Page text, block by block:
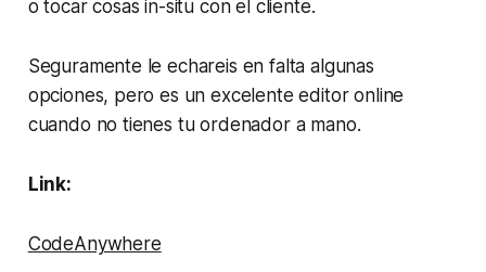
o tocar cosas in-situ con el cliente.
Seguramente le echareis en falta algunas
opciones, pero es un excelente editor online
cuando no tienes tu ordenador a mano.
Link:
CodeAnywhere